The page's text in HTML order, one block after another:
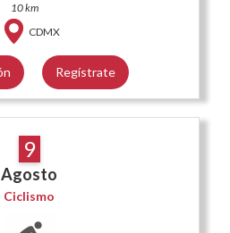
10 km
CDMX
Regístrate
9
Agosto
Ciclismo